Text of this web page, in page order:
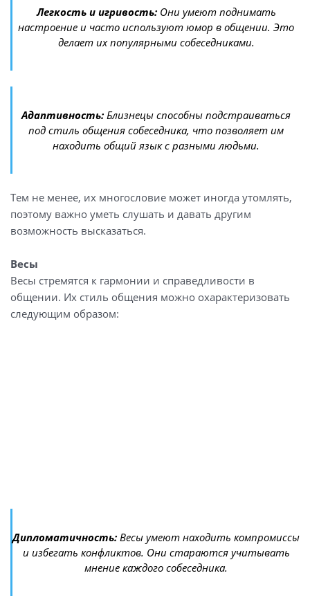
Легкость и игривость:Они умеют поднимать
настроение и часто используют юмор в общении. Это
делает их популярными собеседниками.
Адаптивность: Близнецы способны подстраиваться
под стиль общения собеседника, что позволяет им
находить общий язык с разными людьми.
Тем не менее, их многословие может иногда утомлять,
поэтому важно уметь слушать и давать другим
возможность высказаться.
Весы
Весы стремятся к гармонии и справедливости в
общении. Их стиль общения можно охарактеризовать
следующим образом:
Дипломатичность: Весы умеют находить компромиссы
и избегать конфликтов. Они стараются учитывать
мнение каждого собеседника.